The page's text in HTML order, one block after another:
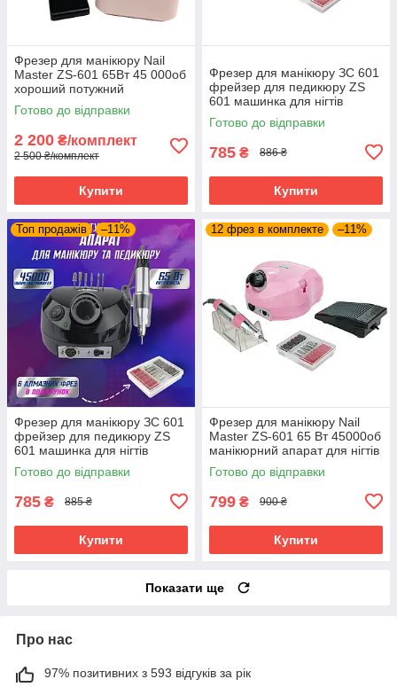
Фрезер для манікюру Nail
Master ZS-601 65Вт 45 000об
хороший потужний
професійний фрезер
манікюрний DM 202
Готово до відправки
2 200 ₴/комплект
2 500 ₴/комплект
Купити
Фрезер для манікюру ЗС 601
фрейзер для педикюру ZS
601 машинка для нігтів
45.000 оборотів 65 Ватт
Готово до відправки
785 ₴ 886 ₴
Купити
Топ продажів –11%
Фрезер для манікюру ЗС 601
фрейзер для педикюру ZS
601 машинка для нігтів
45.000 оборотів 65 Ватт
Готово до відправки
785 ₴ 885 ₴
Купити
12 фрез в комплекте –11%
Фрезер для манікюру Nail
Master ZS-601 65 Вт 45000об
манікюрний апарат для нігтів
машинка з насадками для
нігтів ЗС 601
Готово до відправки
799 ₴ 900 ₴
Купити
Показати ще
Про нас
97% позитивних з 593 відгуків за рік